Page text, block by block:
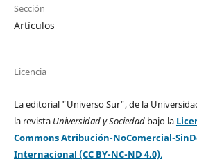
Sección
Artículos
Licencia
La editorial "Universo Sur", de la
la revista Universidad y Sociedad bajo la
Commons Atribución-NoComercial-
Internacional (CC BY-NC-ND 4.0).